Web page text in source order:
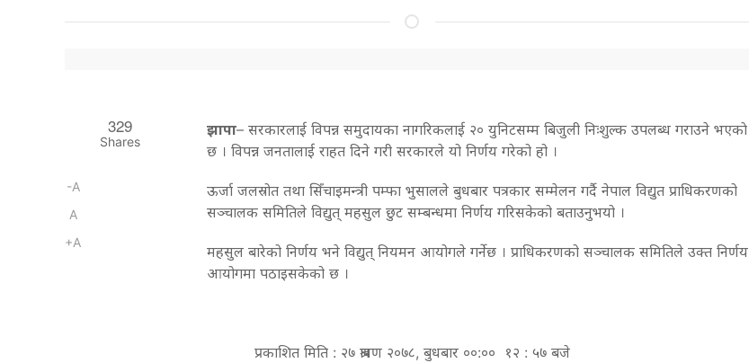
329
Shares
-A
A
+A
झापा– सरकारलाई विपन्न समुदायका नागरिकलाई २० युनिटसम्म बिजुली निःशुल्क उपलब्ध गराउने भएकाे
छ । विपन्न जनतालाई राहत दिने गरी सरकारले यो निर्णय गरेको हो ।
ऊर्जा जलस्रोत तथा सिँचाइमन्त्री पम्फा भुसालले बुधबार पत्रकार सम्मेलन गर्दै नेपाल विद्युत प्राधिकरणको
सञ्चालक समितिले विद्युत् महसुल छुट सम्बन्धमा निर्णय गरिसकेको बताउनुभयो ।
महसुल बारेको निर्णय भने विद्युत् नियमन आयोगले गर्नेछ । प्राधिकरणको सञ्चालक समितिले उक्त निर्णय
आयोगमा पठाइसकेको छ ।
प्रकाशित मिति : २७ श्रावण २०७८, बुधबार ००:०० १२ : ५७ बजे